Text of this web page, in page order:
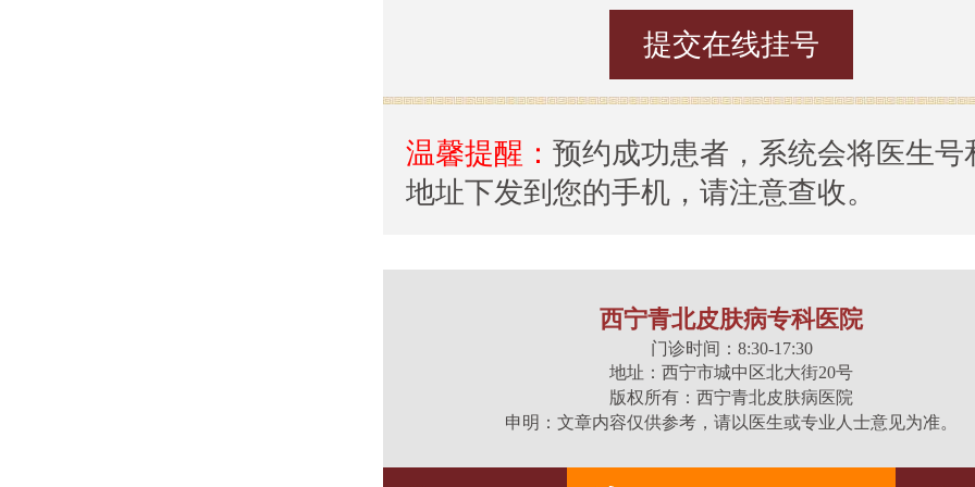
温馨提醒：预约成功患者，系统会将医生号
地址下发到您的手机，请注意查收。
西宁青北皮肤病专科医院
门诊时间：8:30-17:30
地址：西宁市城中区北大街20号
版权所有：西宁青北皮肤病医院
申明：文章内容仅供参考，请以医生或专业人士意见为准。